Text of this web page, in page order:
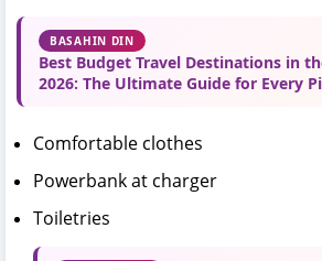
BASAHIN DIN
Best Budget Travel Destinations in
2026: The Ultimate Guide for Every
Comfortable clothes
Powerbank at charger
Toiletries